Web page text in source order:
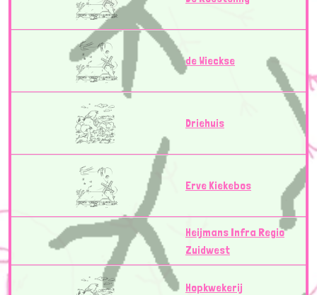
de Wieckse
Driehuis
Erve Kiekebos
Heijmans Infra Regio
Zuidwest
Hopkwekerij